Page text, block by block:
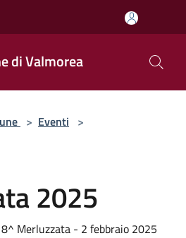
di Valmorea
> Eventi >
2025
Merluzzata - 2 febbraio 2025